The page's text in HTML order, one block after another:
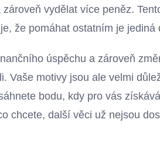
vydělat více peněz.
že pomáhat ostatním je
úspěchu a zároveň
Vaše motivy jsou ale velmi
bodu, kdy pro vás
chcete, další věci už nejsou